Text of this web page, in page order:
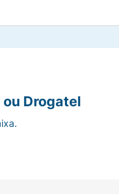
às alças
ideal e a
Drogatel